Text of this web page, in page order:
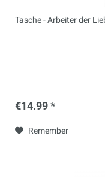
Tasche - Arbeiter der
€14.99 *
Remember